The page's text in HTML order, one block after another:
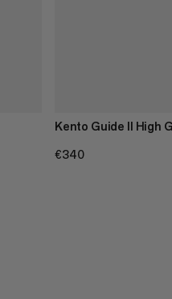
Kento Guide II High
€340